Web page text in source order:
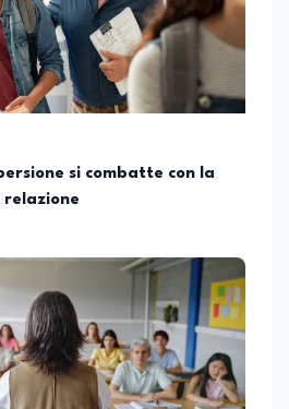
si combatte con la